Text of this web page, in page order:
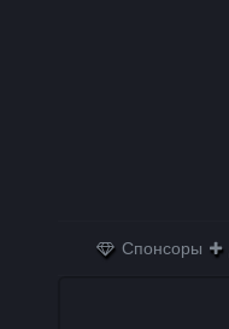
Спонсоры